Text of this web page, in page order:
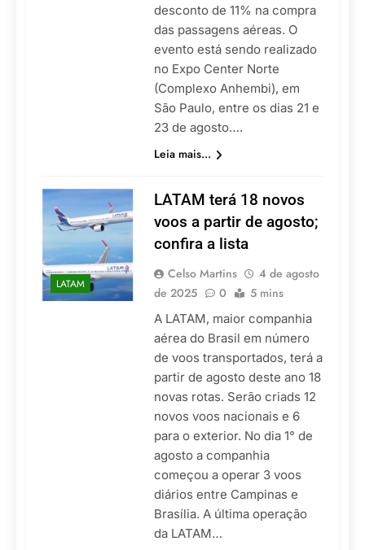
desconto de 11% na compra
das passagens aéreas. O
evento está sendo realizado
no Expo Center Norte
(Complexo Anhembi), em
São Paulo, entre os dias 21 e
23 de agosto….
Leia mais...
LATAM
LATAM terá 18 novos
voos a partir de agosto;
confira a lista
Celso Martins
4 de agosto
de 2025
0 5 mins
A LATAM, maior companhia
aérea do Brasil em número
de voos transportados, terá a
partir de agosto deste ano 18
novas rotas. Serão criads 12
novos voos nacionais e 6
para o exterior. No dia 1° de
agosto a companhia
começou a operar 3 voos
diários entre Campinas e
Brasília. A última operação
da LATAM…